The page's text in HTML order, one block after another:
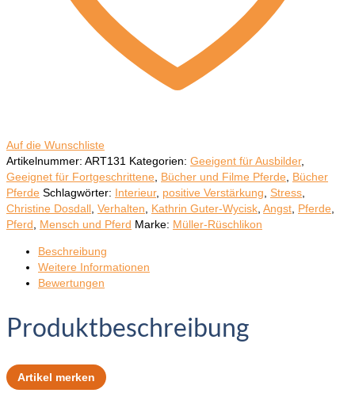
Auf die Wunschliste
Artikelnummer: ART131 Kategorien: Geeigent für Ausbilder,
Geeignet für Fortgeschrittene Bücher und Filme Pferde Bücher
Pferde Schlagwörter: Interieur, positive Verstärkung Stress
Christine Dosdall Verhalten Kathrin Guter-Wycisk Angst Pferde
Pferd
Mensch und Pferd Marke: Müller-Rüschlikon
Beschreibung
Weitere Informationen
Bewertungen
Produktbeschreibung
Artikel merken